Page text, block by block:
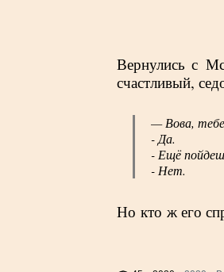
Вернулись с
счастливый,
— Вова, тебе
- Да.
- Ещё
- Нет.
Но кто ж его